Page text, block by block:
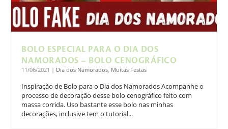
BOLO ESPECIAL PARA O DIA DOS
NAMORADOS – BOLO CENOGRÁFICO
11/06/2021 | Dia dos Namorados, Muitas Festas
Inspiração de Bolo para o Dia dos Namorados Acompanhe o
processo de decoração desse bolo cenográfico feito com
massa corrida. Uso bastante esse bolo nas minhas
decorações, inclusive tem o tutorial...